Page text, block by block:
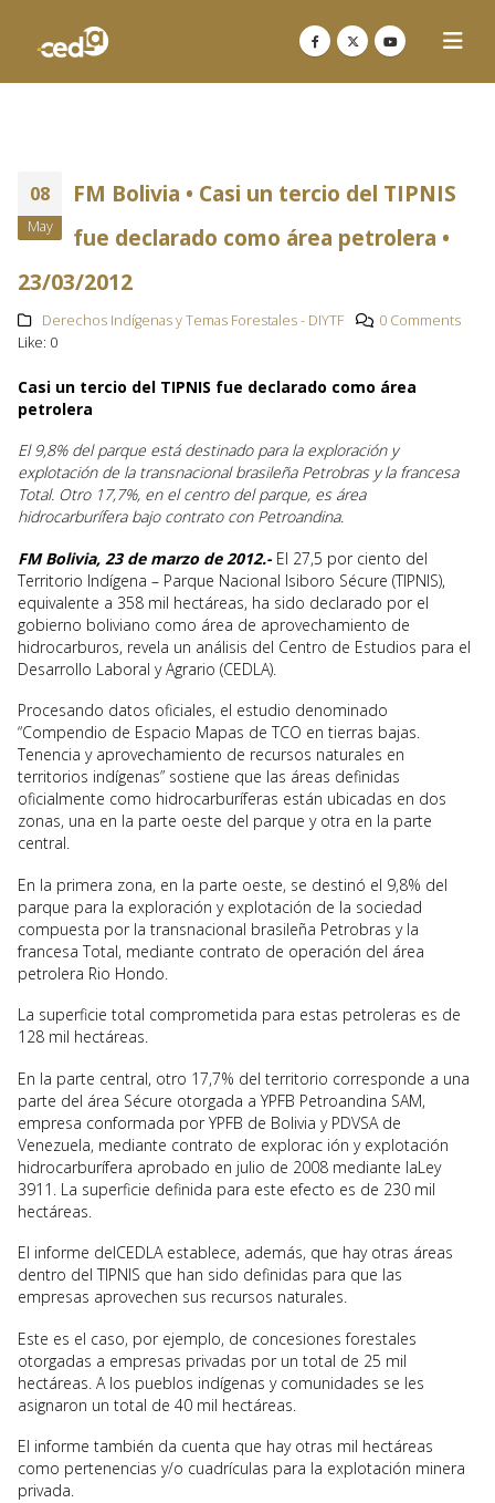
08
May
FM Bolivia • Casi un tercio del TIPNIS
fue declarado como área petrolera •
23/03/2012
Derechos Indígenas y Temas Forestales - DIYTF
0 Comments
Like: 0
Casi un tercio del TIPNIS fue declarado como área
petrolera
El 9,8% del parque está destinado para la exploración y
explotación de la transnacional brasileña Petrobras y la francesa
Total. Otro 17,7%, en el centro del parque, es área
hidrocarburífera bajo contrato con Petroandina.
FM Bolivia, 23 de marzo de 2012.-El 27,5 por ciento del
Territorio Indígena – Parque Nacional Isiboro Sécure (TIPNIS),
equivalente a 358 mil hectáreas, ha sido declarado por el
gobierno boliviano como área de aprovechamiento de
hidrocarburos, revela un análisis del Centro de Estudios para el
Desarrollo Laboral y Agrario (CEDLA).
Procesando datos oficiales, el estudio denominado
“Compendio de Espacio Mapas de TCO en tierras bajas.
Tenencia y aprovechamiento de recursos naturales en
territorios indígenas” sostiene que las áreas definidas
oficialmente como hidrocarburíferas están ubicadas en dos
zonas, una en la parte oeste del parque y otra en la parte
central.
En la primera zona, en la parte oeste, se destinó el 9,8% del
parque para la exploración y explotación de la sociedad
compuesta por la transnacional brasileña Petrobras y la
francesa Total, mediante contrato de operación del área
petrolera Rio Hondo.
La superficie total comprometida para estas petroleras es de
128 mil hectáreas.
En la parte central, otro 17,7% del territorio corresponde a una
parte del área Sécure otorgada a YPFB Petroandina SAM,
empresa conformada por YPFB de Bolivia y PDVSA de
Venezuela, mediante contrato de explorac ión y explotación
hidrocarburífera aprobado en julio de 2008 mediante laLey
3911. La superficie definida para este efecto es de 230 mil
hectáreas.
El informe delCEDLA establece, además, que hay otras áreas
dentro del TIPNIS que han sido definidas para que las
empresas aprovechen sus recursos naturales.
Este es el caso, por ejemplo, de concesiones forestales
otorgadas a empresas privadas por un total de 25 mil
hectáreas. A los pueblos indígenas y comunidades se les
asignaron un total de 40 mil hectáreas.
El informe también da cuenta que hay otras mil hectáreas
como pertenencias y/o cuadrículas para la explotación minera
privada.